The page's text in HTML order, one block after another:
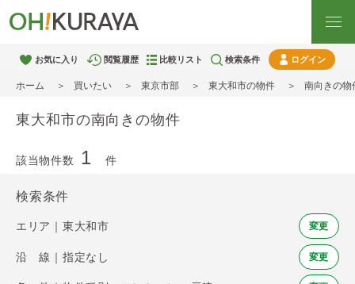
お気に入り 閲覧履歴 比較リスト 検索条件 ログイン
ホーム 買いたい 東京市部 東大和市の物件 南向きの物
東大和市の南向きの物件
該当物件数 1 件
検索条件
エリア｜東大和市 変更
沿 線｜指定なし 変更